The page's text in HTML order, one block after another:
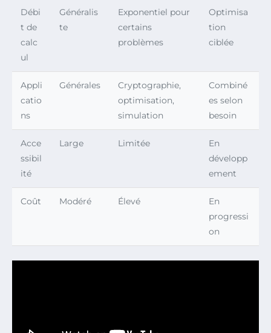
Débi
t de
calc
ul
Généralis
te
Exponentiel pour
certains
problèmes
Optimisa
tion
ciblée
Appli
catio
ns
Générales
Cryptographie,
optimisation,
simulation
Combiné
es selon
besoin
Acce
ssibil
ité
Large Limitée
En
développ
ement
Coût Modéré Élevé
En
progressi
on